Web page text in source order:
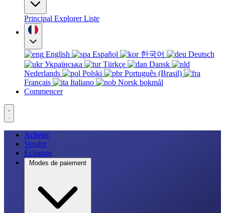
Principal ExplorerListe
English Español 한국어
Deutsch
Українська
Türkçe
Dansk
Nederlands
Polski
Português (Brasil)
Français
Italiano
Norsk bokmål
Commencer
Acheter
Vendre
Échange
Modes de paiement